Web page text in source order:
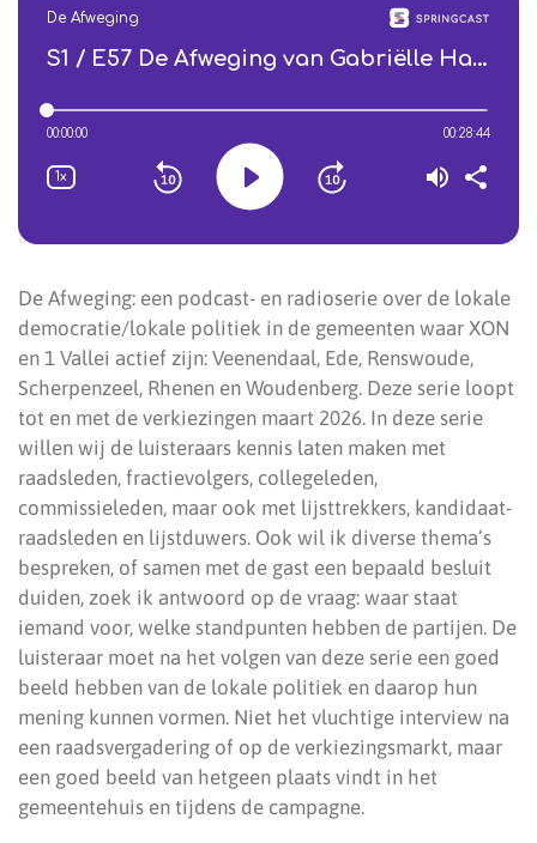
De Afweging: een podcast- en radioserie over de lokale
democratie/lokale politiek in de gemeenten waar XON
en 1 Vallei actief zijn: Veenendaal, Ede, Renswoude,
Scherpenzeel, Rhenen en Woudenberg. Deze serie loopt
tot en met de verkiezingen maart 2026. In deze serie
willen wij de luisteraars kennis laten maken met
raadsleden, fractievolgers, collegeleden,
commissieleden, maar ook met lijsttrekkers, kandidaat-
raadsleden en lijstduwers. Ook wil ik diverse thema’s
bespreken, of samen met de gast een bepaald besluit
duiden, zoek ik antwoord op de vraag: waar staat
iemand voor, welke standpunten hebben de partijen. De
luisteraar moet na het volgen van deze serie een goed
beeld hebben van de lokale politiek en daarop hun
mening kunnen vormen. Niet het vluchtige interview na
een raadsvergadering of op de verkiezingsmarkt, maar
een goed beeld van hetgeen plaats vindt in het
gemeentehuis en tijdens de campagne.